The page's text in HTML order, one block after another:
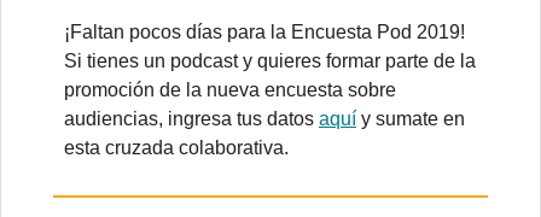
¡Faltan pocos días para la Encuesta Pod 2019!
Si tienes un podcast y quieres formar parte de la
promoción de la nueva encuesta sobre
audiencias, ingresa tus datos aquí y sumate en
esta cruzada colaborativa.